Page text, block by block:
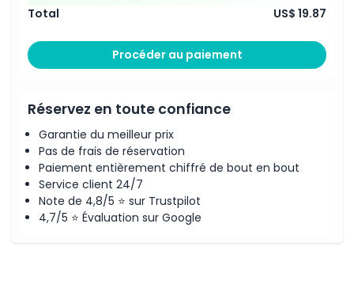
Total
US$ 19.87
Procéder au paiement
Réservez en toute confiance
Garantie du meilleur prix
Pas de frais de réservation
Paiement entièrement chiffré de bout en bout
Service client 24/7
Note de 4,8/5 ⭐ sur Trustpilot
4,7/5 ⭐ Évaluation sur Google